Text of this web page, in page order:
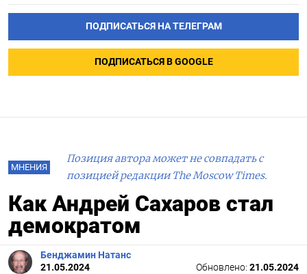
ПОДПИСАТЬСЯ НА ТЕЛЕГРАМ
ПОДПИСАТЬСЯ В GOOGLE
МНЕНИЯ
Позиция автора может не совпадать с
позицией редакции The Moscow Times.
Как Андрей Сахаров стал
демократом
Бенджамин Натанс
21.05.2024
Обновлено: 21.05.2024